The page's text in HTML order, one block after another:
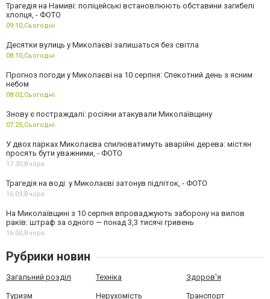
Трагедія на Намиві: поліцейські встановлюють обставини загибелі
хлопця, - ФОТО
09:10,Сьогодні
Десятки вулиць у Миколаєві залишаться без світла
08:10,Сьогодні
Прогноз погоди у Миколаєві на 10 серпня: Спекотний день з ясним
небом
08:02,Сьогодні
Знову є постраждалі: росіяни атакували Миколаївщину
07:25,Сьогодні
У двох парках Миколаєва спилюватимуть аварійні дерева: містян
просять бути уважними, - ФОТО
17:30,Вчора
Трагедія на воді: у Миколаєві затонув підліток, - ФОТО
16:09,Вчора
На Миколаївщині з 10 серпня впроваджують заборону на вилов
раків: штраф за одного — понад 3,3 тисячі гривень
16:00,Вчора
Рубрики новин
Загальний розділ Техніка Здоров'я
Туризм Нерухомість Транспорт